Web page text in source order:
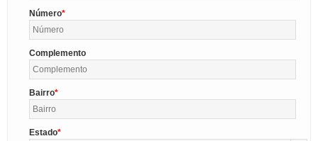
Número
Complemento
Bairro
Estado